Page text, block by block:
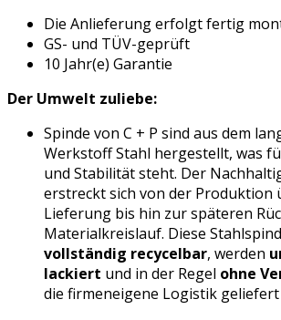
Die Anlieferung erfolgt fertig
GS- und TÜV-geprüft
10 Jahr(e) Garantie
Der Umwelt zuliebe:
Spinde von C + P sind aus dem
Werkstoff Stahl hergestellt, was
und Stabilität steht. Der
erstreckt sich von der Produktion
Lieferung bis hin zur späteren
Materialkreislauf. Diese
vollständig recycelbar, werden
lackiert und in der Regel ohne
die firmeneigene Logistik geliefert